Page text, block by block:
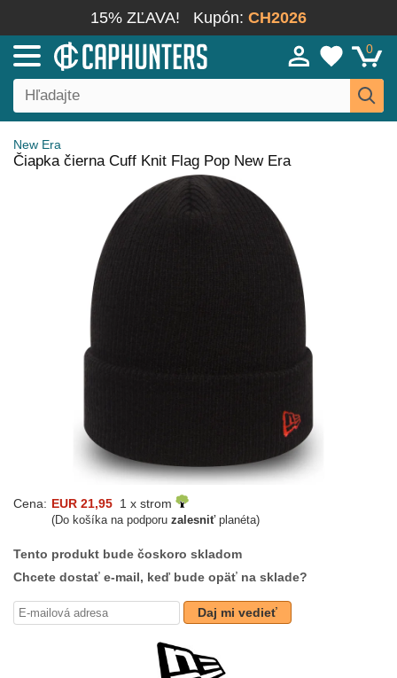
15% ZĽAVA! Kupón: CH2026
0
New Era
Čiapka čierna Cuff Knit Flag Pop New Era
Cena: EUR 21,95 1 x strom
(Do košíka na podporu zalesniťplanéta)
Tento produkt bude čoskoro skladom
Chcete dostať e-mail, keď bude opäť na sklade?
Daj mi vedieť